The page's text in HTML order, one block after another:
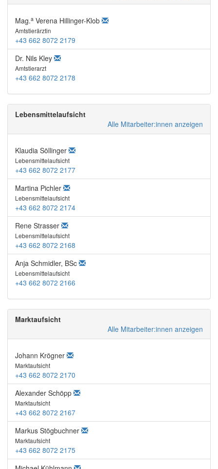
Mag.a Verena Hillinger-Klob
Amtstierärztin
+43 662 8072 2179
Dr. Nils Kley
Amtstierarzt
+43 662 8072 2178
Lebensmittelaufsicht
Alle Mitarbeiter:innen anzeigen
Klaudia Söllinger
Lebensmittelaufsicht
+43 662 8072 2177
Martina Pichler
Lebensmittelaufsicht
+43 662 8072 2174
Rene Strasser
Lebensmittelaufsicht
+43 662 8072 2168
Anja Schmidler, BSc
Lebensmittelaufsicht
+43 662 8072 2166
Marktaufsicht
Alle Mitarbeiter:innen anzeigen
Johann Krögner
Marktaufsicht
+43 662 8072 2170
Alexander Schöpp
Marktaufsicht
+43 662 8072 2167
Markus Stögbuchner
Marktaufsicht
+43 662 8072 2175